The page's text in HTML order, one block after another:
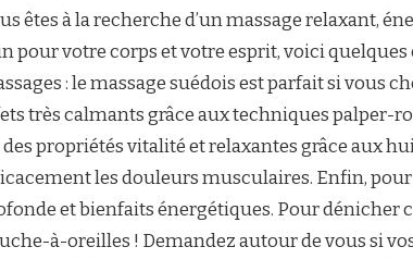
êtes à la recherche d’un massage relaxant,
pour votre corps et votre esprit, voici quelques
: le massage suédois est parfait si vous
très calmants grâce aux techniques palper-
propriétés vitalité et relaxantes grâce aux
les douleurs musculaires. Enfin,
et bienfaits énergétiques. Pour dénicher
à-oreilles ! Demandez autour de vous si